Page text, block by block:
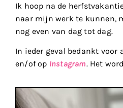
Ik hoop na de
naar mijn werk te kunnen,
nog even van dag tot dag.
In ieder geval bedankt voor
en/of op Instagram. Het